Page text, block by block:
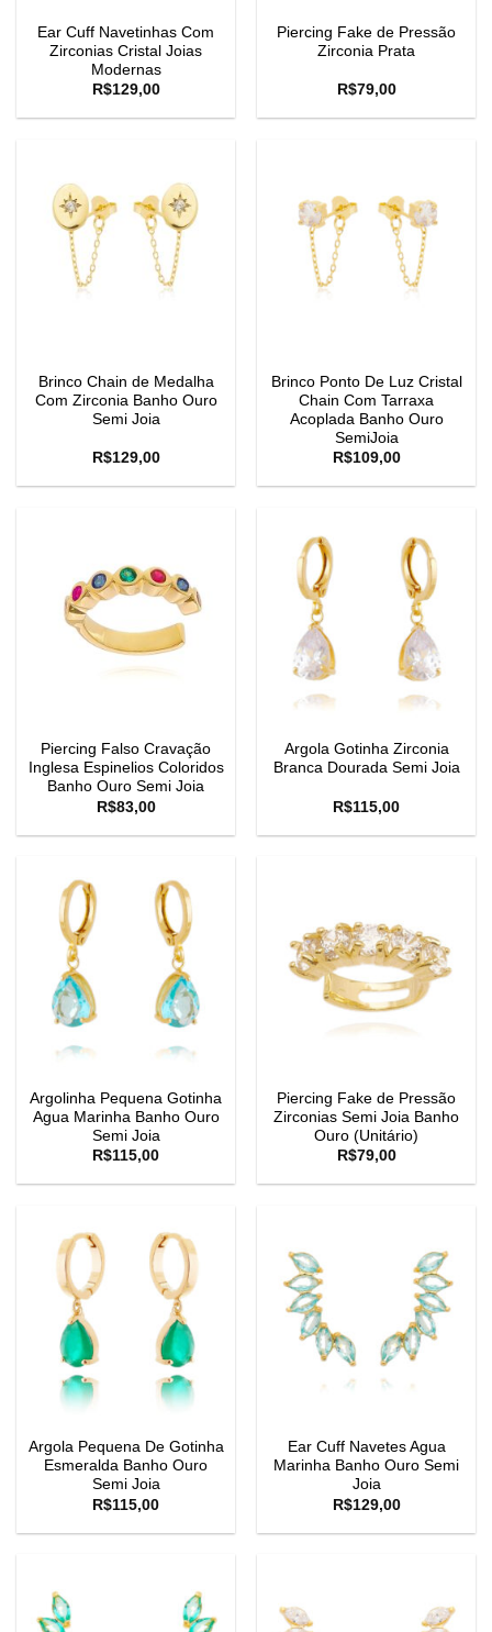
Ear Cuff Navetinhas Com
Zirconias Cristal Joias
Modernas
R$129,00
Piercing Fake de Pressão
Zirconia Prata
R$79,00
Brinco Chain de Medalha
Com Zirconia Banho Ouro
Semi Joia
R$129,00
Brinco Ponto De Luz Cristal
Chain Com Tarraxa
Acoplada Banho Ouro
SemiJoia
R$109,00
Piercing Falso Cravação
Inglesa Espinelios Coloridos
Banho Ouro Semi Joia
R$83,00
Argola Gotinha Zirconia
Branca Dourada Semi Joia
R$115,00
Argolinha Pequena Gotinha
Agua Marinha Banho Ouro
Semi Joia
R$115,00
Piercing Fake de Pressão
Zirconias Semi Joia Banho
Ouro (Unitário)
R$79,00
Argola Pequena De Gotinha
Esmeralda Banho Ouro
Semi Joia
R$115,00
Ear Cuff Navetes Agua
Marinha Banho Ouro Semi
Joia
R$129,00